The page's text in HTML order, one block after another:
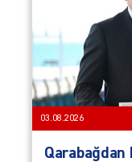
03.08.2026
Qarabağdan